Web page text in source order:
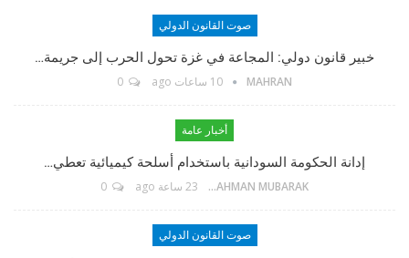
صوت القانون الدولي
خبير قانون دولي: المجاعة في غزة تحول الحرب إلى جريمة…
MAHRAN 10 ساعات ago
أخبار عامة
إدانة الحكومة السودانية باستخدام أسلحة كيميائية تعطي…
ABDELRAHMAN MUBARAK 23 ساعة ago
صوت القانون الدولي
مؤسس الموقع
Twitter